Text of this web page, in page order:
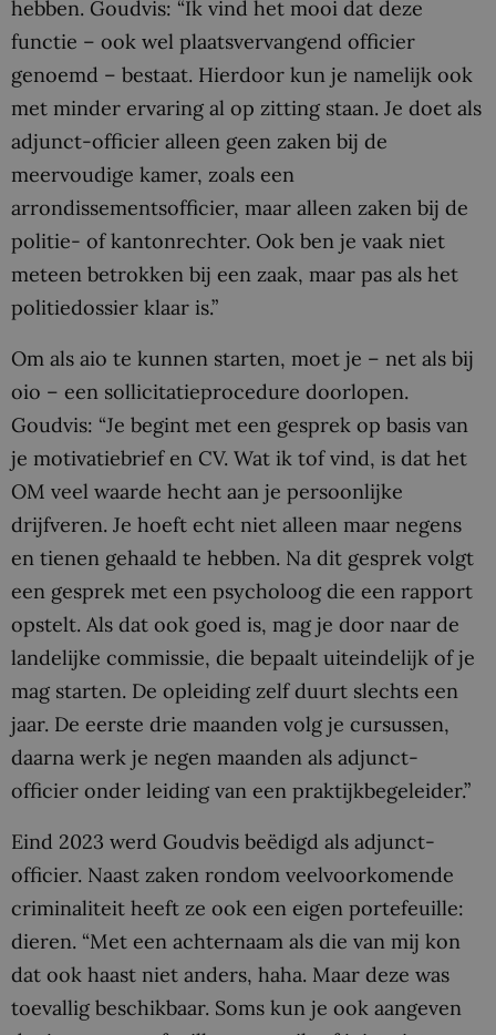
hebben. Goudvis: “Ik vind het mooi dat deze
functie – ook wel plaatsvervangend officier
genoemd – bestaat. Hierdoor kun je namelijk ook
met minder ervaring al op zitting staan. Je doet als
adjunct-officier alleen geen zaken bij de
meervoudige kamer, zoals een
arrondissementsofficier, maar alleen zaken bij de
politie- of kantonrechter. Ook ben je vaak niet
meteen betrokken bij een zaak, maar pas als het
politiedossier klaar is.”
Om als aio te kunnen starten, moet je – net als bij
oio – een sollicitatieprocedure doorlopen.
Goudvis: “Je begint met een gesprek op basis van
je motivatiebrief en CV. Wat ik tof vind, is dat het
OM veel waarde hecht aan je persoonlijke
drijfveren. Je hoeft echt niet alleen maar negens
en tienen gehaald te hebben. Na dit gesprek volgt
een gesprek met een psycholoog die een rapport
opstelt. Als dat ook goed is, mag je door naar de
landelijke commissie, die bepaalt uiteindelijk of je
mag starten. De opleiding zelf duurt slechts een
jaar. De eerste drie maanden volg je cursussen,
daarna werk je negen maanden als adjunct-
officier onder leiding van een praktijkbegeleider.”
Eind 2023 werd Goudvis beëdigd als adjunct-
officier. Naast zaken rondom veelvoorkomende
criminaliteit heeft ze ook een eigen portefeuille:
dieren. “Met een achternaam als die van mij kon
dat ook haast niet anders, haha. Maar deze was
toevallig beschikbaar. Soms kun je ook aangeven